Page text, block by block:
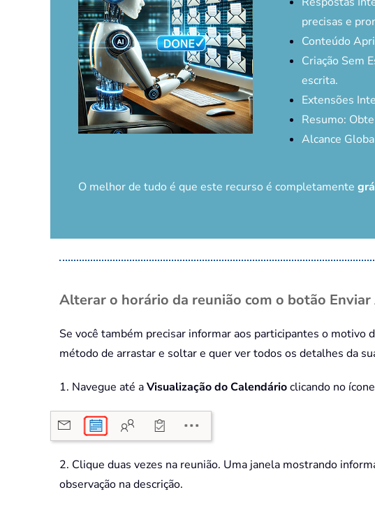
precisas e
Conteúdo
Criação Sem
escrita.
Extensões
Resumo:
Alcance
O melhor de tudo é que este recurso é completamente
Alterar o horário da reunião com o botão Enviar
Se você também precisar informar aos participantes o motivo
método de arrastar e soltar e quer ver todos os detalhes da
1. Navegue até aVisualização do Calendárioclicando no
2. Clique duas vezes na reunião. Uma janela mostrando
observação na descrição.